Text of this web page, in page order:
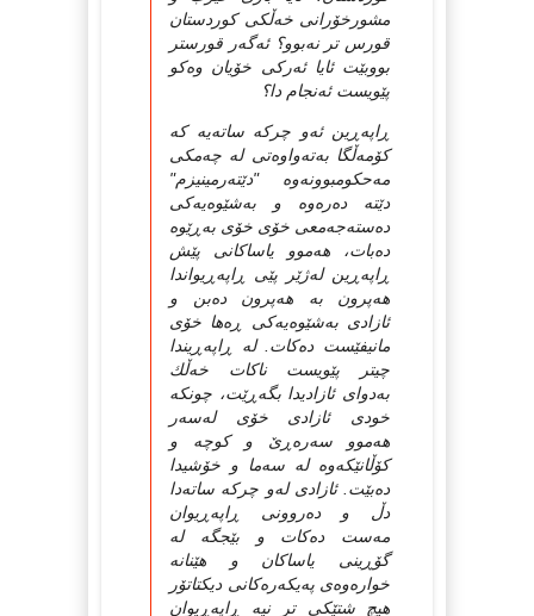
مشورخۆرانی خه‌ڵكی كوردستان
قورس تر نه‌بوو؟ ئه‌گه‌ر قورستر
بووبێت ئایا ئه‌ركی خۆیان وه‌كو
پێویست ئه‌نجام دا؟
ڕاپه‌ڕین ئه‌و چركه‌ ساته‌یه‌ كه
كۆمه‌ڵگا به‌ته‌واوه‌تی له چه‌مكی
مه‌حكومبوونه‌وه‌ "دێته‌رمینیزم"
دێته ده‌ره‌وه‌ و به‌شێوه‌یه‌كی
ده‌سته‌جه‌معی خۆی خۆی به‌ڕێوه‌
ده‌بات، هه‌موو یاساكانی پێش
ڕاپه‌ڕین له‌ژێر پێی ڕاپه‌ڕیواندا
هه‌پرون به هه‌پرون ده‌بن و
ئازادی به‌شێوه‌یه‌كی ڕه‌ها خۆی
مانیفێست ده‌كات. له ڕاپه‌ڕیندا
چیتر پێویست ناكات خه‌ڵك
به‌دوای ئازادیدا بگه‌ڕێت، چونكه
خودی ئازادی خۆی له‌سه‌ر
هه‌موو سه‌ره‌ڕێ و كوچه‌ و
كۆڵانێكه‌وه له سه‌ما و خۆشیدا
ده‌بێت. ئازادی له‌و چركه ساته‌دا
دڵ و ده‌روونی ڕاپه‌ڕیوان
مه‌ست ده‌كات و بێجگه له
گۆڕینی یاساكان و هێنانه
‌خواره‌وه‌ی په‌یكه‌ره‌كانی دیكتاتۆر
هیچ شتێكی تر نیه ڕاپه‌ڕیوان